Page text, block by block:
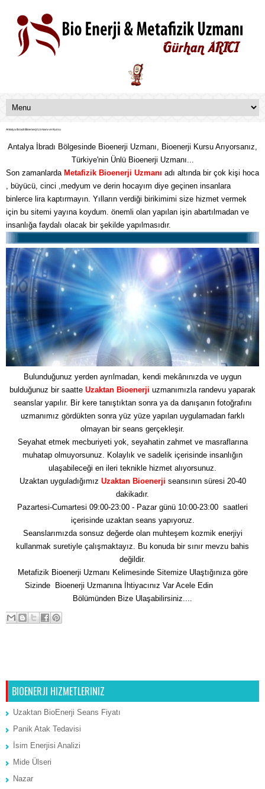
Antalya İbradı Bioenerji Uzmanı ve Kursu
Antalya İbradı Bölgesinde Bioenerji Uzmanı, Bioenerji Kursu Arıyorsanız,
Türkiye'nin Ünlü Bioenerji Uzmanı...
Son zamanlarda Metafizik Bioenerji Uzmanı adı altında bir çok kişi hoca
, büyücü, cinci ,medyum ve derin hocayım diye geçinen insanlara
binlerce lira kaptırmayın. Yılların verdiği birikimimi size hizmet vermek
için bu sitemi yayına koydum. önemli olan yapılan işin abartılmadan ve
insanlığa faydalı olacak bir şekilde yapılmasıdır.
Bulunduğunuz yerden ayrılmadan, kendi mekânınızda ve uygun
bulduğunuz bir saatte Uzaktan Bioenerji uzmanımızla randevu yaparak
seanslar yapılır. Bir kere tanıştıktan sonra ya da danışanın fotoğrafını
uzmanımız gördükten sonra yüz yüze yapılan uygulamadan farklı
olmayan bir seans gerçekleşir.
Seyahat etmek mecburiyeti yok, seyahatin zahmet ve masraflarına
muhatap olmuyorsunuz. Kolaylık ve sadelik içerisinde insanlığın
ulaşabileceği en ileri teknikle hizmet alıyorsunuz.
Uzaktan uyguladığımız Uzaktan Bioenerji seansının süresi 20-40
dakikadır.
Pazartesi-Cumartesi 09:00-23:00 - Pazar günü 10:00-23:00 saatleri
içerisinde uzaktan seans yapıyoruz.
Seanslarımızda sonsuz değerde olan muhteşem kozmik enerjiyi
kullanmak suretiyle çalışmaktayız. Bu konuda bir sınır mevzu bahis
değildir.
Metafizik Bioenerji Uzmanı Kelimesinde Sitemize Ulaştığınıza göre
Sizinde Bioenerji Uzmanına İhtiyacınız Var Acele Edin
Bölümünden Bize Ulaşabilirsiniz....
BIOENERJI HIZMETLERINIZ
Uzaktan BioEnerji Seans Fiyatı
Panik Atak Tedavisi
İsim Enerjisi Analizi
Mide Ülseri
Nazar